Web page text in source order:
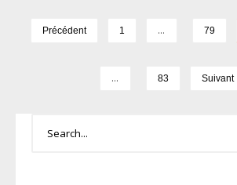
Précédent 1 … 79
… 83 Suivant